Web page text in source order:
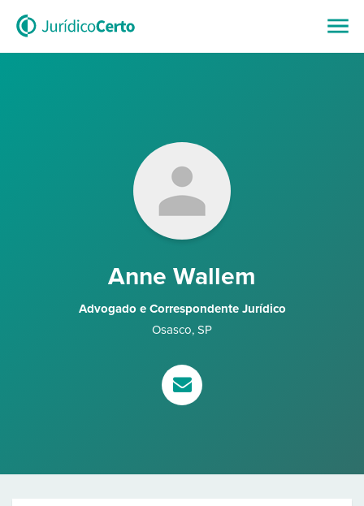
Anne Wallem
Advogado e Correspondente Jurídico
Osasco, SP